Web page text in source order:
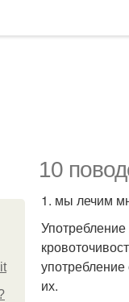
10
1. мы лечим
их.